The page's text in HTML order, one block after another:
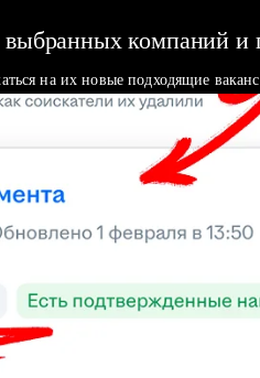
компаний и
на их новые подходящие